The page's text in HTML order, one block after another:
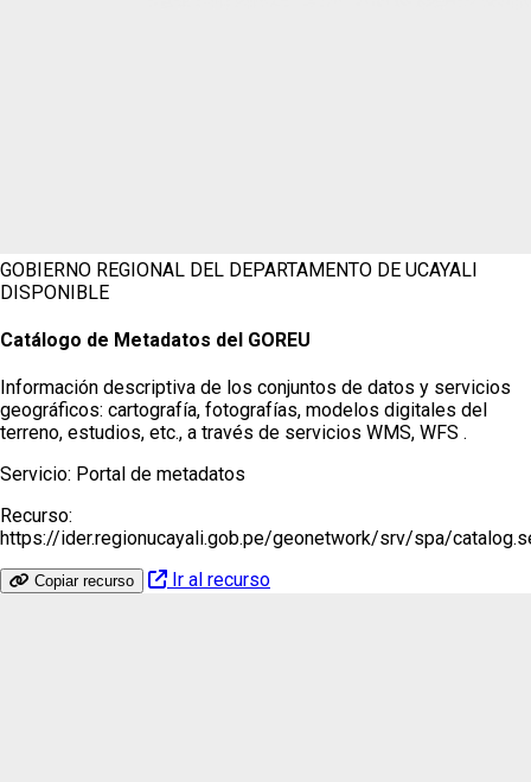
GOBIERNO REGIONAL DEL DEPARTAMENTO DE UCAYALI
DISPONIBLE
Catálogo de Metadatos del GOREU
Información descriptiva de los conjuntos de datos y servicios
geográficos: cartografía, fotografías, modelos digitales del
terreno, estudios, etc., a través de servicios WMS, WFS .
Servicio: Portal de metadatos
Recurso:
https://ider.regionucayali.gob.pe/geonetwork/srv/spa/
Copiar recurso Ir al recurso